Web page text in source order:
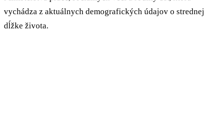
vychádza z aktuálnych demografických údajov o strednej
dĺžke života.